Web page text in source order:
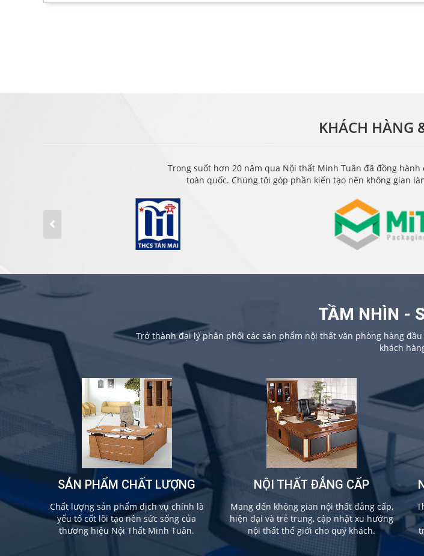
KHÁCH HÀNG
Trong suốt hơn 20 năm qua Nội thất Minh Tuân đã đồng
toàn quốc. Chúng tôi góp phần kiến tạo nên không gian
TẦM NHÌN -
Trở thành đại lý phân phối các sản phẩm nội thất văn phòng hàng
khách
SẢN PHẨM CHẤT LƯỢNG
Chất lượng sản phẩm dịch vụ chính là
yếu tố cốt lõi tạo nên sức sống của
thương hiệu Nội Thất Minh Tuân.
NỘI THẤT ĐẲNG CẤP
Mang đến không gian nội thất đẳng cấp,
hiện đại và trẻ trung, cập nhật xu hướng
nội thất thế giới cho quý khách.